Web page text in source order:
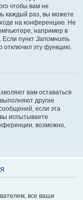
чтобы вам не
каждый раз, вы можете
на конференцию. Не
например в
Если пункт Запомнить
отключил эту функцию.
вам оставаться
другие
если эта
испытываете
возможно,
все ваши